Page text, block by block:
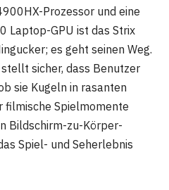
Prozessor und eine
Laptop-GPU ist das Strix
es geht seinen Weg.
sicher, dass Benutzer
sie Kugeln in rasanten
filmische Spielmomente
Bildschirm-zu-Körper-
Spiel- und Seherlebnis